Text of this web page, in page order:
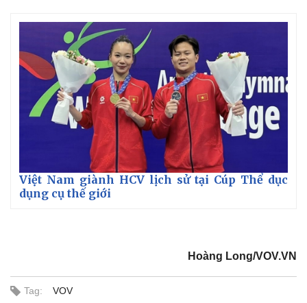
Cuộc sống đó đây
Hồ sơ
Video
Ảnh
Việt Nam giành HCV lịch sử tại Cúp Thể dục
dụng cụ thế giới
Hoàng Long/VOV.VN
Tag: VOV